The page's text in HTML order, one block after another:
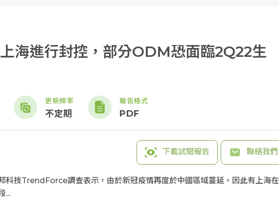
海進行封控，部分ODM恐面臨2Q22生
更新頻率
不定期
報告格式
PDF
下載試閱報告 聯絡我們
科技TrendForce調查表示，由於新冠疫情再度於中國區域蔓延，因此有上海在
...